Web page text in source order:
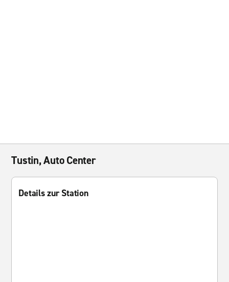
Tustin, Auto Center
Details zur Station